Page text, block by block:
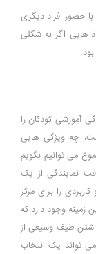
حضور افراد دیگری
هایی اگر به شکلی
آموزشی کودکان را
چه ویژگی هایی
می توانیم بگویم
نمایندگی از یک
را برای مرکز
زمینه وجود دارد که
طیف وسیعی از
تواند یک انتخاب